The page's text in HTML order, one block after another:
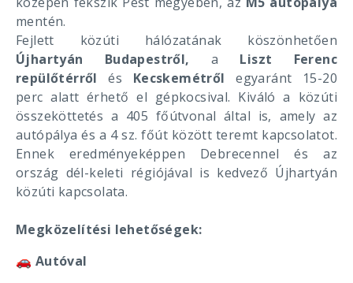
mentén.
Fejlett közúti hálózatának köszönhetően
Újhartyán Budapestről, a Liszt Ferenc
repülőtérről és Kecskemétről egyaránt 15-20
perc alatt érhető el gépkocsival. Kiváló a közúti
összeköttetés a 405 főútvonal által is, amely az
autópálya és a 4 sz. főút között teremt kapcsolatot.
Ennek eredményeképpen Debrecennel és az
ország dél-keleti régiójával is kedvező Újhartyán
közúti kapcsolata.
Megközelítési lehetőségek:
🚗 Autóval